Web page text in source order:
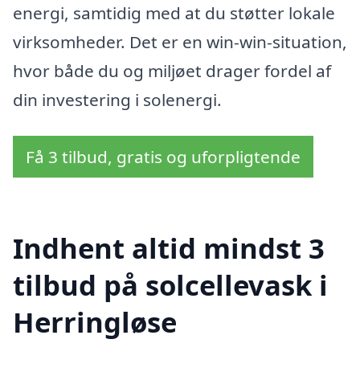
energi, samtidig med at du støtter lokale
virksomheder. Det er en win-win-situation,
hvor både du og miljøet drager fordel af
din investering i solenergi.
Få 3 tilbud, gratis og uforpligtende
Indhent altid mindst 3
tilbud på solcellevask i
Herringløse